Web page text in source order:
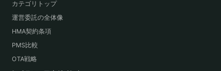
カテゴリトップ
運営委託の全体像
HMA契約条項
PMS比較
OTA戦略